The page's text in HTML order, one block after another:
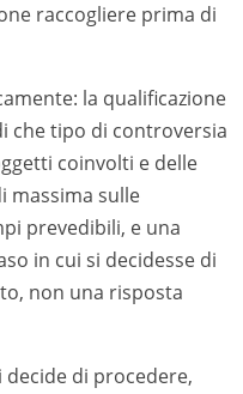
raccogliere prima di
la qualificazione
che tipo di controversia
coinvolti e delle
massima sulle
prevedibili, e una
in cui si decidesse di
non una risposta
decide di procedere,